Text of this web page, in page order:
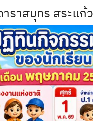
าราสมุทร สระแก้ว